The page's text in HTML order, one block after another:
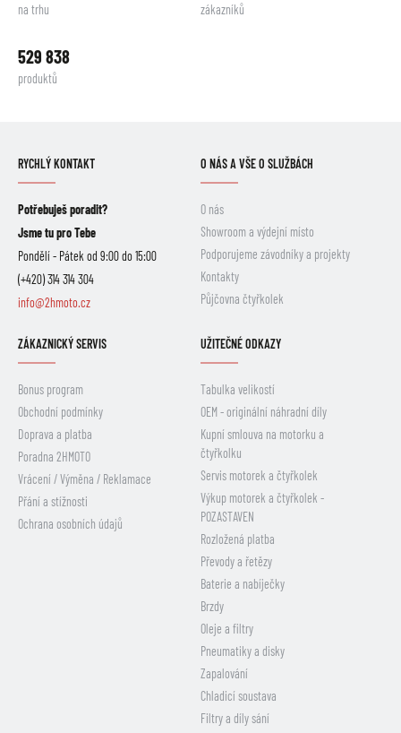
na trhu zákazníků
529 838
produktů
RYCHLÝ KONTAKT
Potřebuješ poradit?
Jsme tu pro Tebe
Pondělí - Pátek od 9:00 do 15:00
(+420) 314 314 304
info@2hmoto.cz
O NÁS A VŠE O SLUŽBÁCH
O nás
Showroom a výdejní místo
Podporujeme závodníky a projekty
Kontakty
Půjčovna čtyřkolek
ZÁKAZNICKÝ SERVIS
Bonus program
Obchodní podmínky
Doprava a platba
Poradna 2HMOTO
Vrácení / Výměna / Reklamace
Přání a stížnosti
Ochrana osobních údajů
UŽITEČNÉ ODKAZY
Tabulka velikostí
OEM - originální náhradní díly
Kupní smlouva na motorku a
čtyřkolku
Servis motorek a čtyřkolek
Výkup motorek a čtyřkolek -
POZASTAVEN
Rozložená platba
Převody a řetězy
Baterie a nabíječky
Brzdy
Oleje a filtry
Pneumatiky a disky
Zapalování
Chladicí soustava
Filtry a díly sání